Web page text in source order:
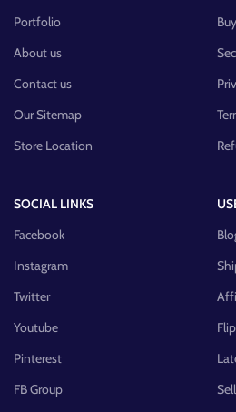
Portfolio
About us
Contact us
Our Sitemap
Store Location
SOCIAL LINKS
Facebook
Instagram
Twitter
Youtube
Pinterest
FB Group